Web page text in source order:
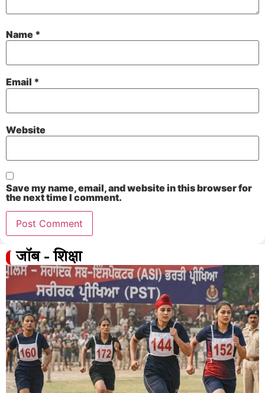
Name *
Email *
Website
Save my name, email, and website in this browser for
the next time I comment.
जॉब - शिक्षा